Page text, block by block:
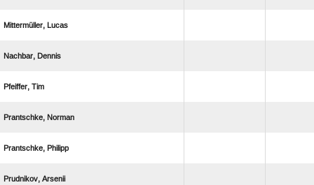
 
 
 
 
 
 